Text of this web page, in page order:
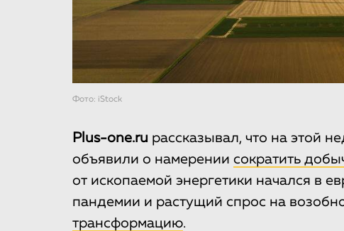
Фото: iStock
Plus-one.ru рассказывал, что на этой
объявили о намерении сократить
от ископаемой энергетики начался в
пандемии и растущий спрос на
трансформацию.